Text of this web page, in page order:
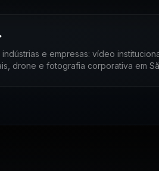
e empresas: vídeo
drone e fotografia corporativa em